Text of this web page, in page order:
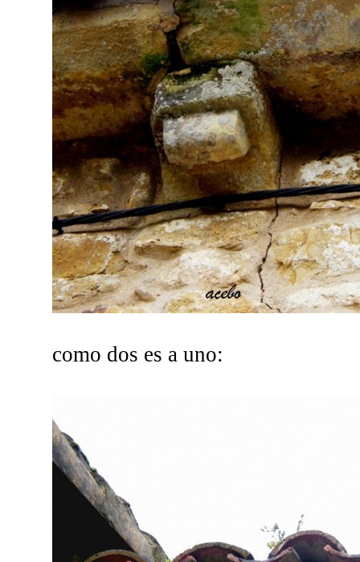
como dos es a uno: